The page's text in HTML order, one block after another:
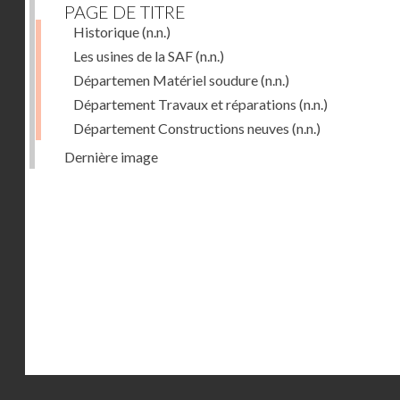
PAGE DE TITRE
Historique(n.n.)
Les usines de la SAF(n.n.)
Départemen Matériel soudure(n.n.)
Département Travaux et réparations (n.n.)
Département Constructions neuves (n.n.)
Dernière image